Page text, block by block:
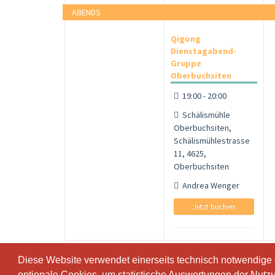
Diese Website verwendet einerseits technisch
Diese Website verwendet einerseits technisch
ABENDS
Qigong
Dienstagabend-
Gruppe
Oberbuchsiten
19:00 - 20:00
Schälismühle
Oberbuchsiten,
Schälismühlestrasse
11, 4625,
Oberbuchsiten
Andrea Wenger
Jetzt buchen